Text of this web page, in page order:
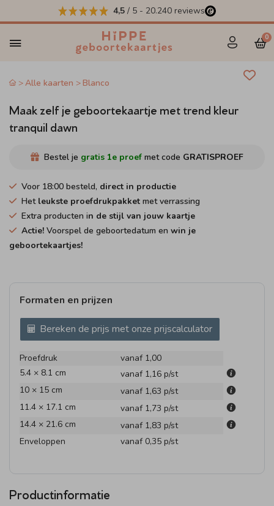
4,5 / 5 - 20.240 reviews
0
Alle kaarten Blanco
Maak zelf je geboortekaartje met trend kleur
tranquil dawn
Bestel je gratis 1e proef met code GRATISPROEF
Voor 18:00 besteld, direct in productie
Het leukste proefdrukpakket met verrassing
Extra producten in de stijl van jouw kaartje
Actie! Voorspel de geboortedatum en win je
geboortekaartjes!
Formaten en prijzen
Bereken de prijs met onze prijscalculator
Proefdruk
vanaf 1,00
5.4 × 8.1 cm
vanaf 1,16 p/st
10 × 15 cm
vanaf 1,63 p/st
11.4 × 17.1 cm
vanaf 1,73 p/st
14.4 × 21.6 cm
vanaf 1,83 p/st
Enveloppen
vanaf 0,35 p/st
Productinformatie